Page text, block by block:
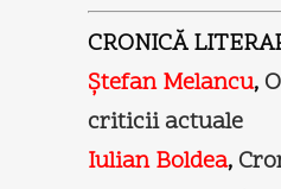
CRONICĂ
Ştefan Melancu,
criticii actuale
Iulian Boldea,